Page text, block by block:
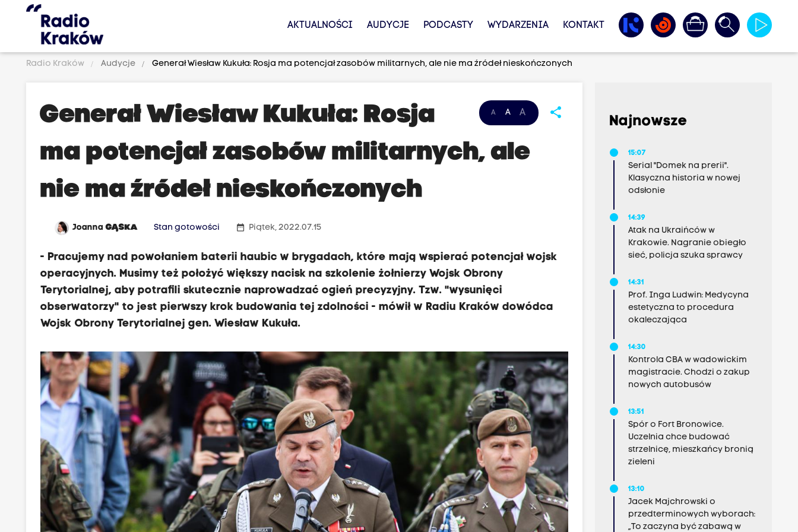
AKTUALNOŚCI AUDYCJE PODCASTY WYDARZENIA KONTAKT
Radio Kraków Audycje Generał Wiesław Kukuła: Rosja ma potencjał zasobów militarnych, ale nie ma źródeł nieskończonych
A A A share
Generał Wiesław Kukuła: Rosja
ma potencjał zasobów militarnych, ale
nie ma źródeł nieskończonych
JoannaGĄSKA Stan gotowości date_range Piątek, 2022.07.15
- Pracujemy nad powołaniem baterii haubic w brygadach, które mają wspierać potencjał wojsk
operacyjnych. Musimy też położyć większy nacisk na szkolenie żołnierzy Wojsk Obrony
Terytorialnej, aby potrafili skutecznie naprowadzać ogień precyzyjny. Tzw. "wysunięci
obserwatorzy" to jest pierwszy krok budowania tej zdolności - mówił w Radiu Kraków dowódca
Wojsk Obrony Terytorialnej gen. Wiesław Kukuła.
Najnowsze
15:07
Serial "Domek na prerii".
Klasyczna historia w nowej
odsłonie
14:39
Atak na Ukraińców w
Krakowie. Nagranie obiegło
sieć, policja szuka sprawcy
14:31
Prof. Inga Ludwin: Medycyna
estetyczna to procedura
okaleczająca
14:30
Kontrola CBA w wadowickim
magistracie. Chodzi o zakup
nowych autobusów
13:51
Spór o Fort Bronowice.
Uczelnia chce budować
strzelnicę, mieszkańcy bronią
zieleni
13:10
Jacek Majchrowski o
przedterminowych wyborach:
„To zaczyna być zabawą w